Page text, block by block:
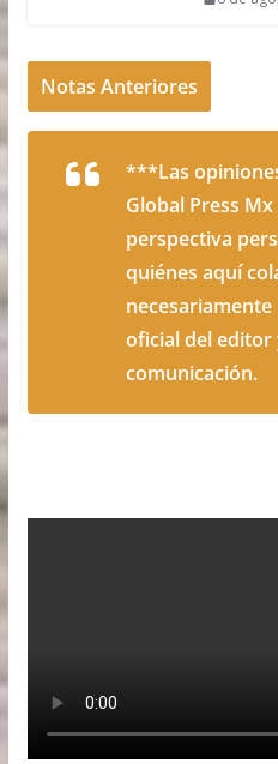
Notas Anteriores
***Las
Global Press
perspectiva
quiénes aquí
oficial del editor
comunicación.